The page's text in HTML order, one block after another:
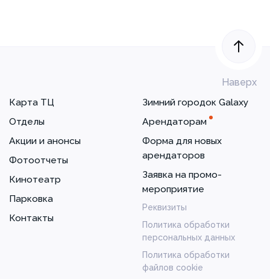
Наверх
Карта ТЦ
Отделы
Акции и анонсы
Фотоотчеты
Кинотеатр
Парковка
Контакты
Зимний городок Galaxy
Арендаторам
Форма для новых
арендаторов
Заявка на промо-
мероприятие
Реквизиты
Политика обработки
персональных данных
Политика обработки
файлов cookie